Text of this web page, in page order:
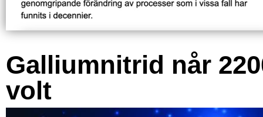
Galliumnitrid når
volt